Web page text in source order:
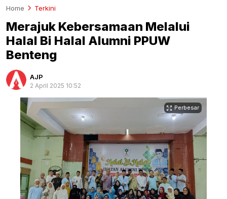
Home Terkini
Merajuk Kebersamaan Melalui
Halal Bi Halal Alumni PPUW
Benteng
AJP
2 April 2025 10:52
Perbesar